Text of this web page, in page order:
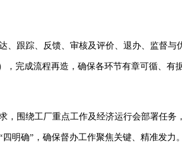
、跟踪、反馈、审核及评价、退办、监督与
，完成流程再造，确保各环节有章可循、有
，围绕工厂重点工作及经济运行会部署任务
明确”，确保督办工作聚焦关键、精准发力。